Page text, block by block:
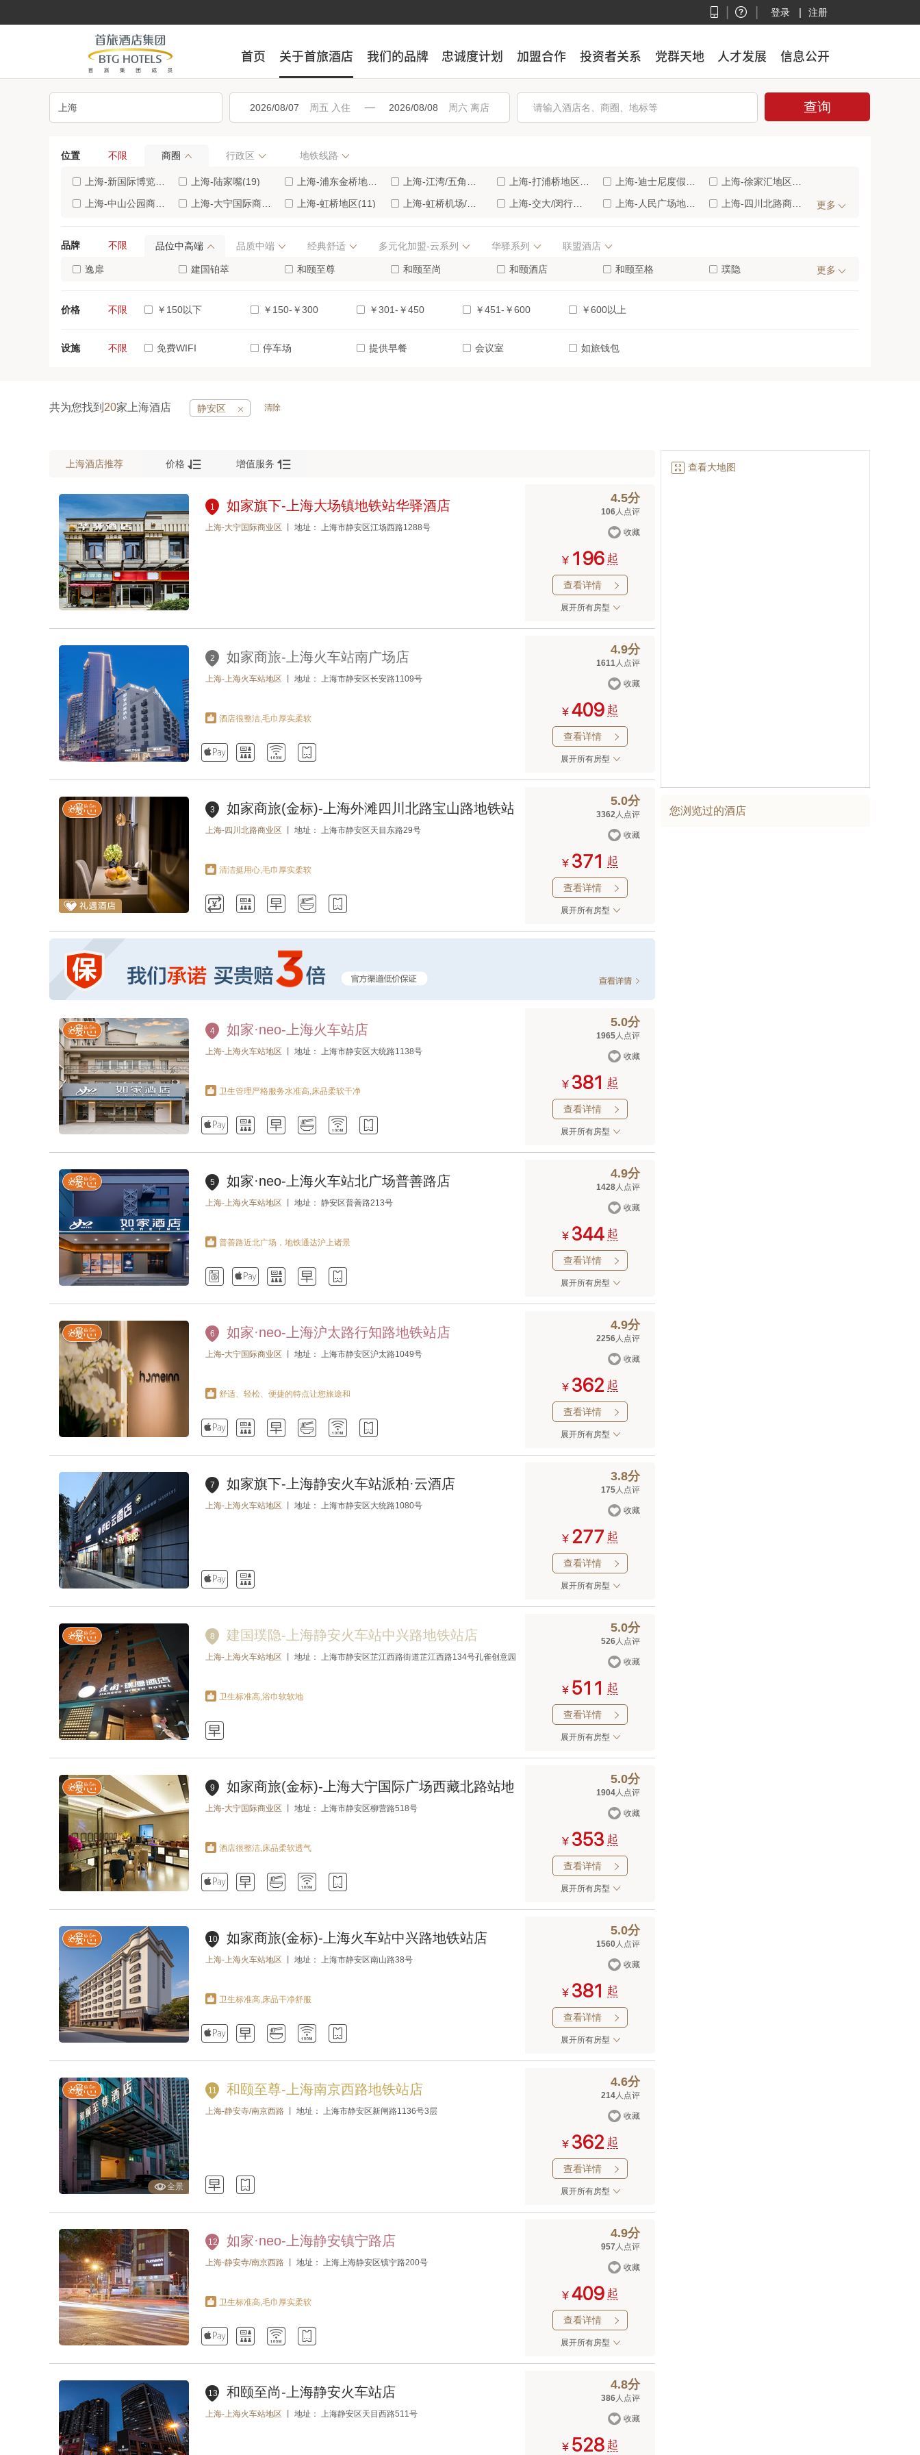
登录 | 注册
首页 关于首旅酒店 我们的品牌 忠诚度计划 加盟合作 投资者关系 党群天地 人才发展 信息公开
首页 关于首旅酒店 我们的品牌 忠诚度计划 加盟合作 投资者关系 党群天地 人才发展 信息公开
入住 离店
位置 不限 商圈 行政区 地铁线路
上海-新国际博览中心/世博园(38) 上海-陆家嘴(19) 上海-浦东金桥地区(19) 上海-江湾/五角场商业区(18) 上海-打浦桥地区(15) 上海-迪士尼度假区(12)
上海-徐家汇地区(12)
上海-中山公园商业区(12)
上海-大宁国际商业区(11) 上海-虹桥地区(11) 上海-虹桥机场/国家会展中心(11) 上海-交大/闵行经济开发区(11) 上海-人民广场地区(11)
上海-四川北路商业区(11)
上海-北外滩地区(7)
上海-嘉定新城(7) 上海-南汇/野生动物园(7) 上海-浦东张江地区(7) 上海-上海火车站地区(7)
上海-周浦康桥地区(6)
上海-顾村公园地区(5) 上海-淮海路/新天地地区(5) 上海-浦东外高桥地区(5) 上海-前滩(5) 上海-莘庄工业区(5)
上海-崇明岛/长兴岛/横沙岛(4)
百联又一城(1)
更多
品牌 不限 品位中高端 品质中端 经典舒适 多元化加盟-云系列 华驿系列 联盟酒店
逸扉 建国铂萃 和颐至尊 和颐至尚 和颐酒店 和颐至格
璞隐
更多
价格 不限 ￥150以下 ￥150-￥300 ￥301-￥450 ￥451-￥600 ￥600以上
设施 不限 免费WIFI 停车场 提供早餐 会议室 如旅钱包
共为您找到 20家上海酒店 静安区  清除
上海酒店推荐 价格  增值服务 
1 如家旗下-上海大场镇地铁站华驿酒店
上海-大宁国际商业区 丨 地址： 上海市静安区江场西路1288号
4.5分
106人点评
 收藏
¥   起
查看详情 
展开所有房型
2 如家商旅-上海火车站南广场店
上海-上海火车站地区 丨 地址： 上海市静安区长安路1109号
酒店很整洁,毛巾厚实柔软
   
4.9分
1611人点评
 收藏
¥  起
查看详情 
展开所有房型
3 如家商旅(金标)-上海外滩四川北路宝山路地铁站店
上海-四川北路商业区 丨 地址： 上海市静安区天目东路29号
清洁挺用心,毛巾厚实柔软
    
5.0分
3362人点评
 收藏
¥   起
查看详情 
展开所有房型
4 如家·neo-上海火车站店
上海-上海火车站地区 丨 地址： 上海市静安区大统路1138号
卫生管理严格服务水准高,床品柔软干净
     
5.0分
1965人点评
 收藏
¥  起
查看详情 
展开所有房型
5 如家·neo-上海火车站北广场普善路店
上海-上海火车站地区 丨 地址： 静安区普善路213号
普善路近北广场，地铁通达沪上诸景
    
4.9分
1428人点评
 收藏
¥  起
查看详情 
展开所有房型
6 如家·neo-上海沪太路行知路地铁站店
上海-大宁国际商业区 丨 地址： 上海市静安区沪太路1049号
舒适、轻松、便捷的特点让您旅途和
     
4.9分
2256人点评
 收藏
¥  起
查看详情 
展开所有房型
7 如家旗下-上海静安火车站派柏·云酒店
上海-上海火车站地区 丨 地址： 上海市静安区大统路1080号
 
3.8分
175人点评
 收藏
¥    起
查看详情 
展开所有房型
8 建国璞隐-上海静安火车站中兴路地铁站店
上海-上海火车站地区 丨 地址： 上海市静安区芷江西路街道芷江西路134号孔雀创意园
卫生标准高,浴巾软软地

5.0分
526人点评
 收藏
¥   起
查看详情 
展开所有房型
9 如家商旅(金标)-上海大宁国际广场西藏北路站地铁站店
上海-大宁国际商业区 丨 地址： 上海市静安区柳营路518号
酒店很整洁,床品柔软透气
    
5.0分
1904人点评
 收藏
¥  起
查看详情 
展开所有房型
10 如家商旅(金标)-上海火车站中兴路地铁站店
上海-上海火车站地区 丨 地址： 上海市静安区南山路38号
卫生标准高,床品干净舒服
    
5.0分
1560人点评
 收藏
¥  起
查看详情 
展开所有房型
全景
11 和颐至尊-上海南京西路地铁站店
上海-静安寺/南京西路 丨 地址： 上海市静安区新闸路1136号3层
 
4.6分
214人点评
 收藏
¥  起
查看详情 
展开所有房型
12 如家·neo-上海静安镇宁路店
上海-静安寺/南京西路 丨 地址： 上海上海静安区镇宁路200号
卫生标准高,毛巾厚实柔软
   
4.9分
957 人点评
 收藏
¥  起
查看详情 
展开所有房型
13 和颐至尚-上海静安火车站店
上海-上海火车站地区 丨 地址： 上海静安区天目西路511号
4.8分
386人点评
 收藏
¥  起
 查看大地图
您浏览过的酒店